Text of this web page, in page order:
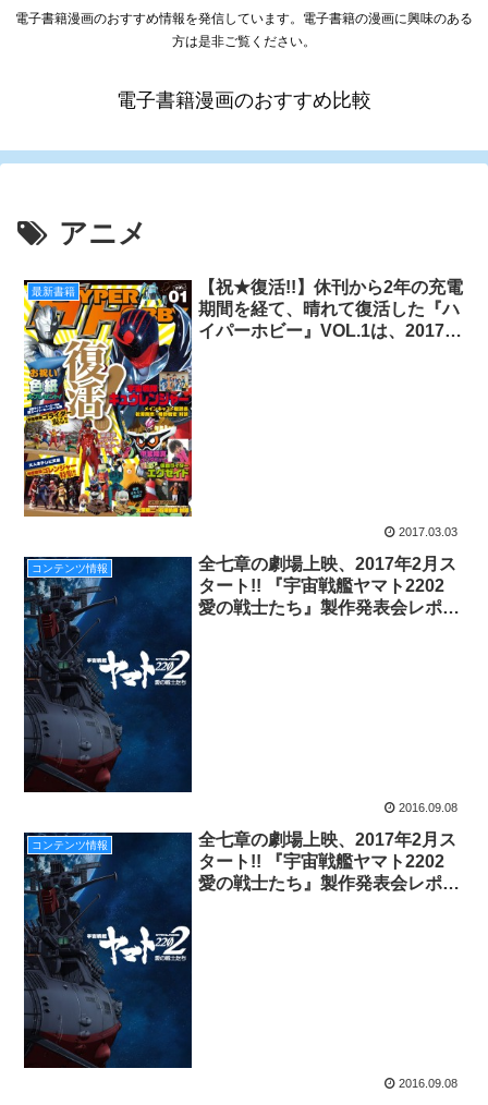
電子書籍漫画のおすすめ情報を発信しています。電子書籍の漫画に興味のある
方は是非ご覧ください。
電子書籍漫画のおすすめ比較
アニメ
最新書籍
【祝★復活!!】休刊から2年の充電
期間を経て、晴れて復活した『ハ
イパーホビー』VOL.1は、2017年
2017.03.03
コンテンツ情報
全七章の劇場上映、2017年2月ス
タート!! 『宇宙戦艦ヤマト2202
愛の戦士たち』製作発表会レポー
2016.09.08
コンテンツ情報
全七章の劇場上映、2017年2月ス
タート!! 『宇宙戦艦ヤマト2202
愛の戦士たち』製作発表会レポー
2016.09.08